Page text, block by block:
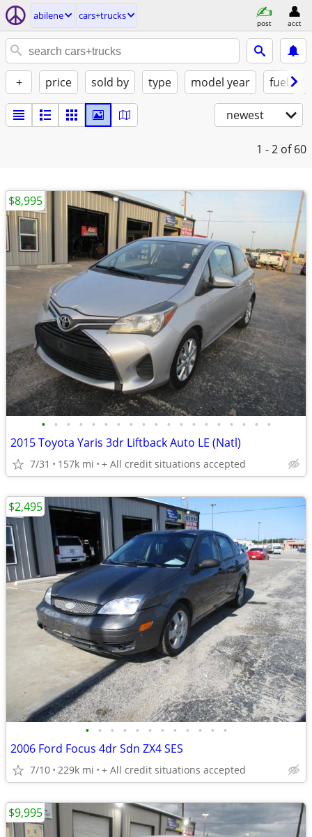
abilene cars+trucks
post acct
+ price sold by type model year fuel
newest
1 - 2 of 60
• • • • • • • • • • • • • • • • • • •
2015 Toyota Yaris 3dr Liftback Auto LE (Natl)
7/31 157k mi + All credit situations accepted
$8,995
• • • • • • • • • • • •
2006 Ford Focus 4dr Sdn ZX4 SES
7/10 229k mi + All credit situations accepted
$2,495
$9,995